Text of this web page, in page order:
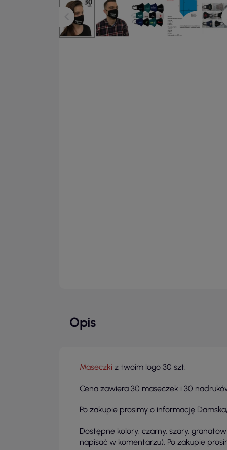
Opis
Maseczki z twoim logo 30 szt.
Cena zawiera 30 maseczek i 30
Po zakupie prosimy o informację
Dostępne kolory: czarny, szary,
napisać w komentarzu). Po zakupie